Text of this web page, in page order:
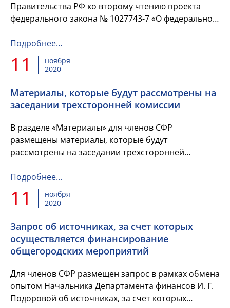
Правительства РФ ко второму чтению проекта
федерального закона № 1027743-7 «О федеральном
2023 годов».
Подробнее…
11
ноября
2020
Материалы, которые будут рассмотрены на
заседании трехсторонней комиссии
В разделе «Материалы» для членов СФР
размещены материалы, которые будут
рассмотрены на заседании трехсторонней
13 ноября 2020 г.
Подробнее…
11
ноября
2020
Запрос об источниках, за счет которых
осуществляется финансирование
общегородских мероприятий
Для членов СФР размещен запрос в рамках обмена
опытом Начальника Департамента финансов И. Г.
Подоровой об источниках, за счет которых